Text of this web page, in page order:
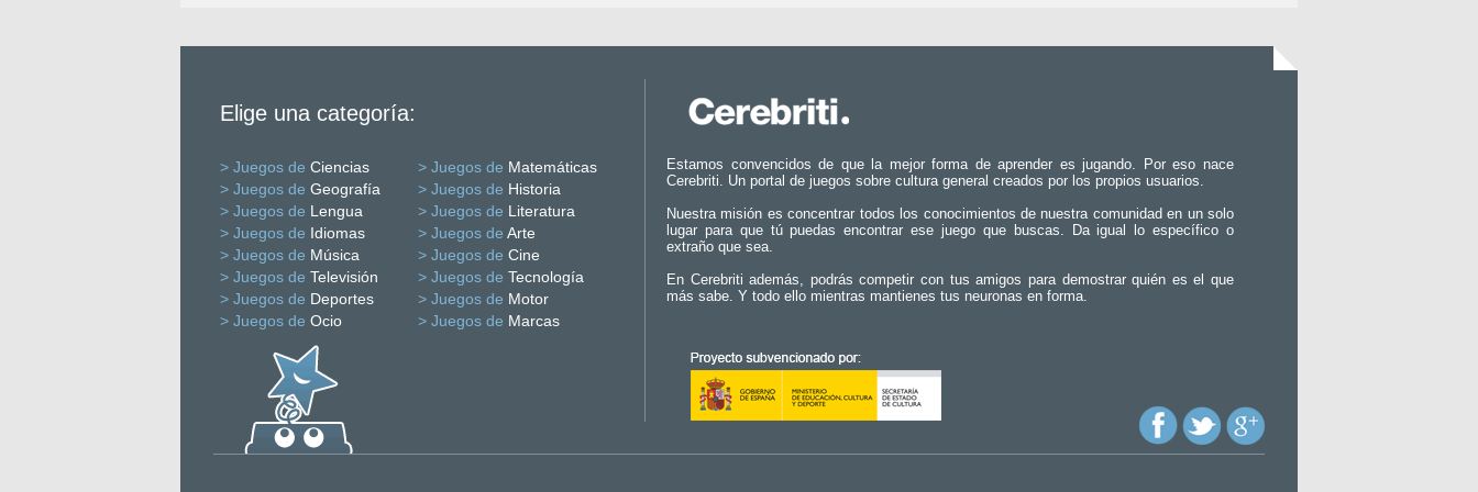
Elige una categoría:
> Juegos de Ciencias > Juegos de Matemáticas
> Juegos de Geografía > Juegos de Historia
> Juegos de Lengua > Juegos de Literatura
> Juegos de Idiomas > Juegos de Arte
> Juegos de Música > Juegos de Cine
> Juegos de Televisión > Juegos de Tecnología
> Juegos de Deportes > Juegos de Motor
> Juegos de Ocio > Juegos de Marcas
Estamos convencidos de que la mejor forma de aprender es jugando. Por eso nace
Cerebriti. Un portal de juegos sobre cultura general creados por los propios usuarios.
Nuestra misión es concentrar todos los conocimientos de nuestra comunidad en un solo
lugar para que tú puedas encontrar ese juego que buscas. Da igual lo específico o
extraño que sea.
En Cerebriti además, podrás competir con tus amigos para demostrar quién es el que
más sabe. Y todo ello mientras mantienes tus neuronas en forma.